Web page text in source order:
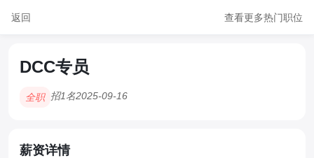
返回 查看更多热门职位
DCC专员
全职 招1名2025-09-16
薪资详情